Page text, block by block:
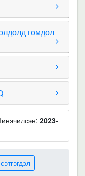
гомдол
2023-